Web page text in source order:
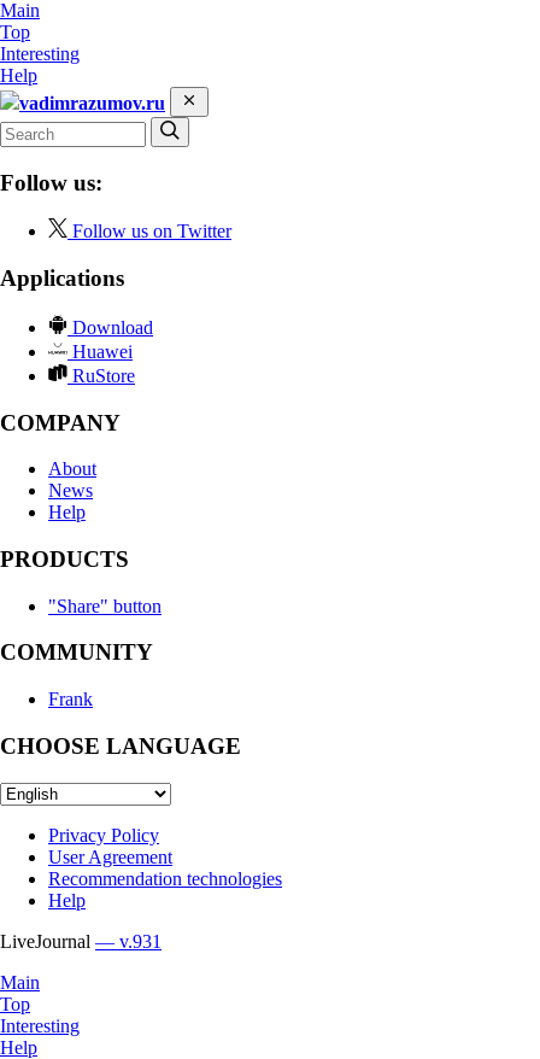
Main
Top
Interesting
Help
vadimrazumov.ru
Follow us:
Follow us on Twitter
Applications
Download
Huawei
RuStore
COMPANY
About
News
Help
PRODUCTS
"Share" button
COMMUNITY
Frank
CHOOSE LANGUAGE
Privacy Policy
User Agreement
Recommendation technologies
Help
LiveJournal — v.931
Main
Top
Interesting
Help